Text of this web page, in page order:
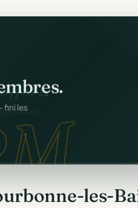
fini les
les-